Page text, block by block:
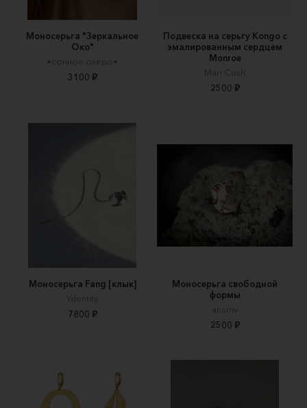
Моносерьга "Зеркальное
Око"
•сонное озеро•
3100 ₽
Подвеска на серьгу Kongo с
эмалированным сердцем
Monroe
Mari Cush
2500 ₽
Моносерьга Fang [клык]
Ydentity
7800 ₽
Моносерьга свободной
формы
ansmv
2500 ₽